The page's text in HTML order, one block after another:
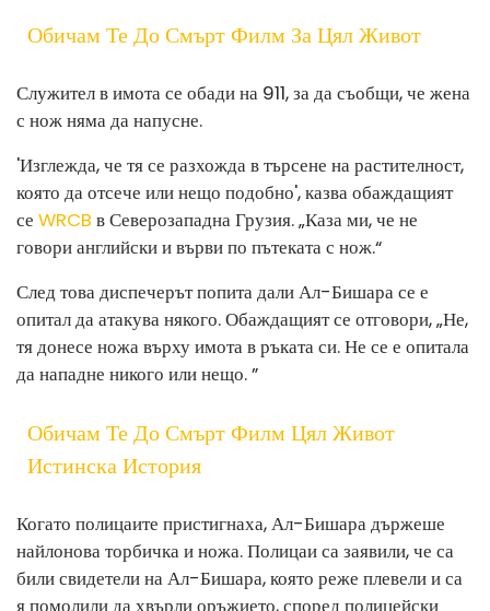
Обичам Те До Смърт Филм За Цял Живот
Служител в имота се обади на 911, за да съобщи, че жена
с нож няма да напусне.
'Изглежда, че тя се разхожда в търсене на растителност,
която да отсече или нещо подобно', казва обаждащият
се WRCB в Северозападна Грузия. „Каза ми, че не
говори английски и върви по пътеката с нож.“
След това диспечерът попита дали Ал-Бишара се е
опитал да атакува някого. Обаждащият се отговори, „Не,
тя донесе ножа върху имота в ръката си. Не се е опитала
да нападне никого или нещо. ”
Обичам Те До Смърт Филм Цял Живот
Истинска История
Когато полицаите пристигнаха, Ал-Бишара държеше
найлонова торбичка и ножа. Полицаи са заявили, че са
били свидетели на Ал-Бишара, която реже плевели и са
я помолили да хвърли оръжието, според полицейски